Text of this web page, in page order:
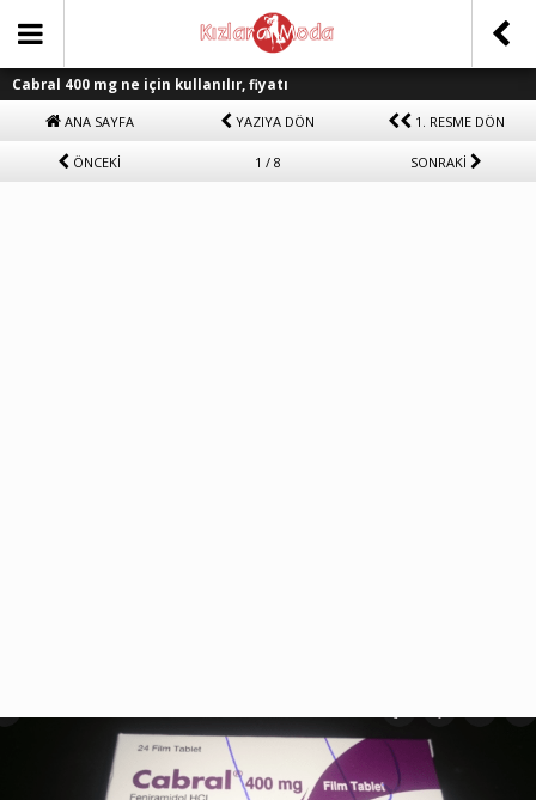
Cabral 400 mg ne için kullanılır, fiyatı
ANA SAYFA YAZIYA DÖN 1. RESME DÖN
ÖNCEKİ 1 / 8 SONRAKİ